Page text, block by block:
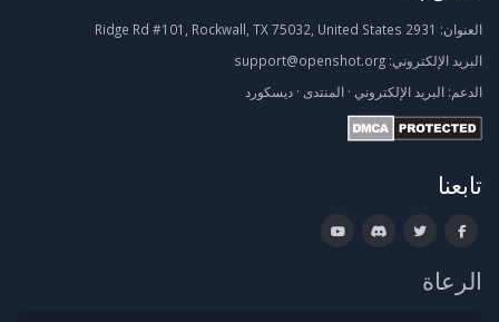
العنوان:
البريد الإلكتروني: support@openshot.org
الدعم: البريد الإلكتروني · المنتدى · ديسكورد
تابعنا
الرعاة